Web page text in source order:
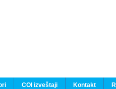
COI izveštaji Kontakt